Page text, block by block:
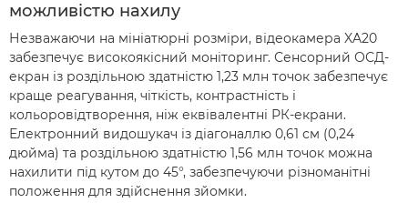
можливістю нахилу
Незважаючи на мініатюрні розміри, відеокамера XA20
забезпечує високоякісний моніторинг. Сенсорний ОСД-
екран із роздільною здатністю 1,23 млн точок забезпечує
краще реагування, чіткість, контрастність і
кольоровідтворення, ніж еквівалентні РК-екрани.
Електронний видошукач із діагоналлю 0,61 см (0,24
дюйма) та роздільною здатністю 1,56 млн точок можна
нахилити під кутом до 45°, забезпечуючи різноманітні
положення для здійснення зйомки.